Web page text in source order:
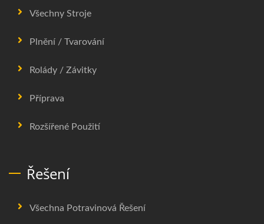
Všechny Stroje
Plnění / Tvarování
Rolády / Závitky
Příprava
Rozšířené Použití
Řešení
Všechna Potravinová Řešení